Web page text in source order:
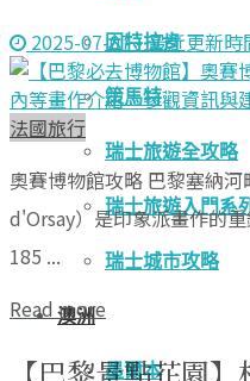
因特拉肯
策馬特
瑞士旅遊全攻略
瑞士旅遊入門系
瑞士城市攻略
澳洲
墨爾本
2025-07-07 - 最近更新
法國旅行
奧賽博物館攻略 巴黎塞納
d'Orsay）是印象派畫作的
185 ...
Read more
【巴黎景點花園